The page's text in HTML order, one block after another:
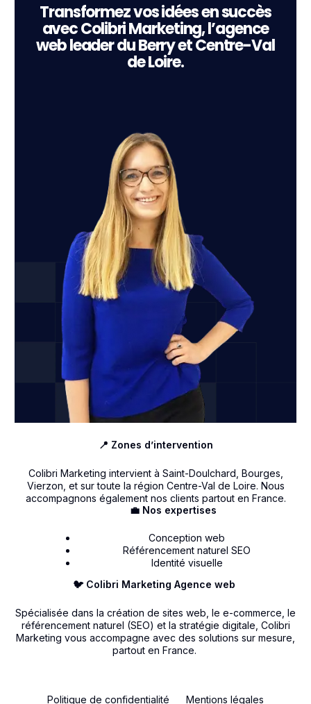
Transformez vos idées en succès
avec Colibri Marketing, l’agence
web leader du Berry et Centre-Val
de Loire.
🐦 Colibri Marketing Agence web
Spécialisée dans la création de sites web, le e-commerce, le
référencement naturel (SEO) et la stratégie digitale, Colibri
Marketing vous accompagne avec des solutions sur mesure,
partout en France.
💼 Nos expertises
Conception web
Référencement naturel SEO
Identité visuelle
📍 Zones d’intervention
Colibri Marketing intervient à Saint-Doulchard, Bourges,
Vierzon, et sur toute la région Centre-Val de Loire. Nous
accompagnons également nos clients partout en France.
Politique de confidentialité Mentions légales